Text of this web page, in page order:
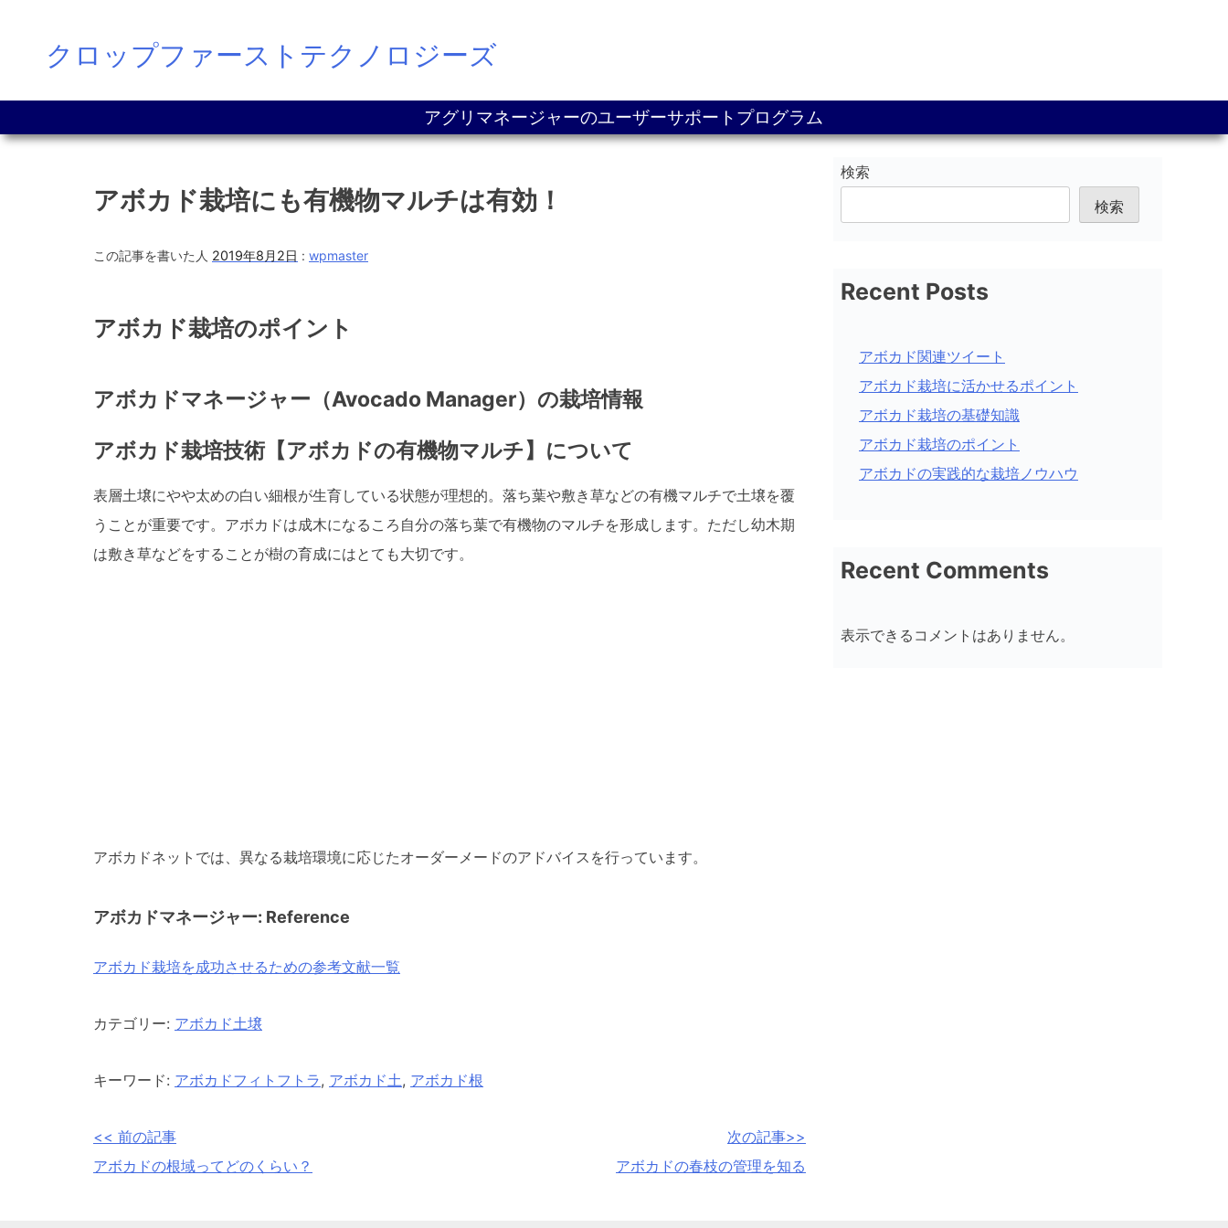
content
クロップファーストテクノロジーズ
アグリマネージャーのユーザーサポートプログラム
アボカド栽培にも有機物マルチは有効！
この記事を書いた人 2019年8月2日 : wpmaster
アボカド栽培のポイント
アボカドマネージャー（Avocado Manager）の栽培情報
アボカド栽培技術【アボカドの有機物マルチ】について
表層土壌にやや太めの白い細根が生育している状態が理想的。落ち葉や敷き草などの有機マルチで土壌を覆
うことが重要です。アボカドは成木になるころ自分の落ち葉で有機物のマルチを形成します。ただし幼木期
は敷き草などをすることが樹の育成にはとても大切です。
アボカドネットでは、異なる栽培環境に応じたオーダーメードのアドバイスを行っています。
アボカドマネージャー: Reference
アボカド栽培を成功させるための参考文献一覧
カテゴリー: アボカド土壌
キーワード: アボカドフィトフトラ, アボカド土, アボカド根
投
<< 前の記事
アボカドの根域ってどのくらい？
次の記事>>
アボカドの春枝の管理を知る
検索
検索
Recent Posts
アボカド関連ツイート
アボカド栽培に活かせるポイント
アボカド栽培の基礎知識
アボカド栽培のポイント
アボカドの実践的な栽培ノウハウ
Recent Comments
表示できるコメントはありません。